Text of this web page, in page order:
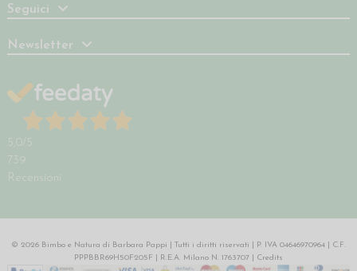
Seguici
Newsletter
5,0 /5
739
Recensioni
© 2026 Bimbo e Natura di Barbara Pappi | Tutti i diritti riservati | P. IVA 04646970964 | C.F.
PPPBBR69H50F205F | R.E.A. Milano N. 1763707 | Credits